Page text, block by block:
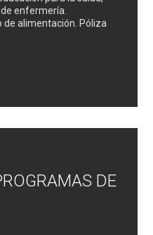
enfermería.
de alimentación. Póliza
DE